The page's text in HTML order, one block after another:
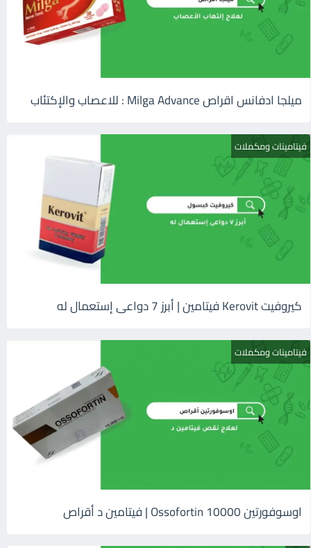
ميلجا ادفانس اقراص Milga Advance : للاعصاب والإكتئاب
فيتامينات ومكملات
كيروفيت Kerovit فيتامين | أبرز 7 دواعى إستعمال له
فيتامينات ومكملات
اوسوفورتين 10000 Ossofortin | فيتامين د أقراص